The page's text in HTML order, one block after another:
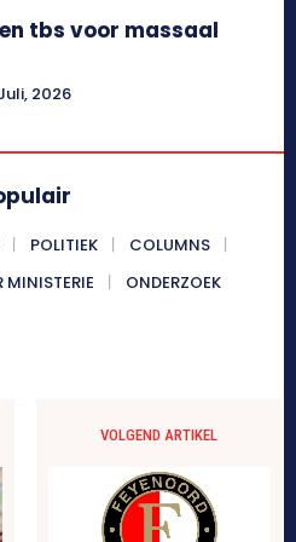
tbs voor massaal
2026
POLITIEK
COLUMNS
MINISTERIE ONDERZOEK
VOLGEND ARTIKEL